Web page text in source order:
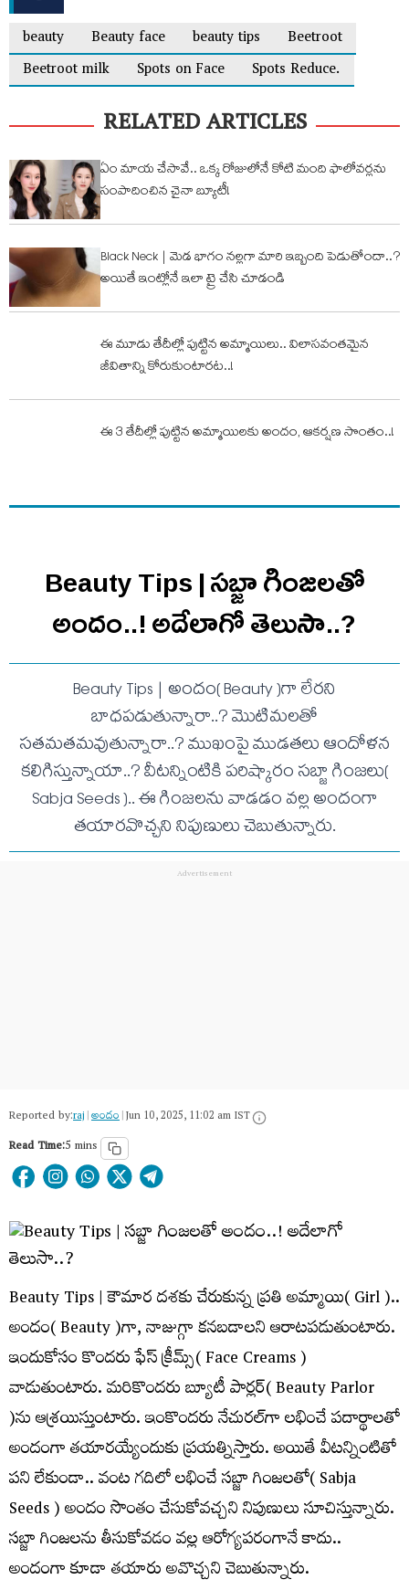
beauty
Beauty face beauty tips
Beetroot
Beetroot milk
Spots on Face Spots Reduce.
RELATED ARTICLES
ఏం మాయ చేసావే.. ఒక్క రోజులోనే కోటి మంది ఫాలోవర్లను
సంపాదించిన చైనా బ్యూటీ!
Black Neck | మెడ భాగం నల్లగా మారి ఇబ్బంది పెడుతోందా..?
అయితే ఇంట్లోనే ఇలా ట్రై చేసి చూడండి
ఈ మూడు తేదీల్లో పుట్టిన అమ్మాయిలు.. విలాసవంతమైన
జీవితాన్ని కోరుకుంటార‌ట‌..!
ఈ 3 తేదీల్లో పుట్టిన అమ్మాయిలకు అందం, ఆక‌ర్ష‌ణ సొంతం..!
Beauty Tips | స‌బ్జా గింజ‌ల‌తో
అందం..! అదేలాగో తెలుసా..?
Beauty Tips | అందం( Beauty )గా లేర‌ని
బాధ‌ప‌డుతున్నారా..? మొటిమ‌ల‌తో
స‌త‌మ‌త‌మ‌వుతున్నారా..? ముఖంపై ముడ‌త‌లు ఆందోళ‌న
క‌లిగిస్తున్నాయా..? వీట‌న్నింటికి ప‌రిష్కారం స‌బ్జా గింజ‌లు(
Sabja Seeds ).. ఈ గింజ‌ల‌ను వాడ‌డం వ‌ల్ల అందంగా
త‌యారవొచ్చ‌ని నిపుణులు చెబుతున్నారు.
Reported by:raj|అందం|Jun 10, 2025, 11:02 am IST
Read Time:5 mins
Beauty Tips | కౌమార ద‌శ‌కు చేరుకున్న ప్ర‌తి అమ్మాయి( Girl )..
అందం( Beauty )గా, నాజుగ్గా క‌న‌బ‌డాల‌ని ఆరాట‌ప‌డుతుంటారు.
ఇందుకోసం కొంద‌రు ఫేస్ క్రీమ్స్( Face Creams )
వాడుతుంటారు. మ‌రికొంద‌రు బ్యూటీ పార్ల‌ర్‌( Beauty Parlor
)ను ఆశ్ర‌యిస్తుంటారు. ఇంకొందరు నేచుర‌ల్‌గా ల‌భించే ప‌దార్థాల‌తో
అందంగా త‌యారయ్యేందుకు ప్ర‌య‌త్నిస్తారు. అయితే వీట‌న్నింటితో
ప‌ని లేకుండా.. వంట గ‌దిలో ల‌భించే స‌బ్జా గింజ‌ల‌తో( Sabja
Seeds ) అందం సొంతం చేసుకోవ‌చ్చ‌ని నిపుణులు సూచిస్తున్నారు.
స‌బ్జా గింజ‌ల‌ను తీసుకోవ‌డం వ‌ల్ల ఆరోగ్యప‌రంగానే కాదు..
అందంగా కూడా త‌యారు అవొచ్చ‌ని చెబుతున్నారు.